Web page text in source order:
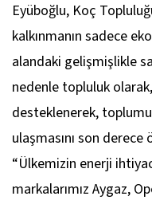
Eyüboğlu, Koç
kalkınmanın sadece
alandaki gelişmişlikle
nedenle topluluk
desteklenerek,
ulaşmasını son
“Ülkemizin enerji
markalarımız Aygaz,